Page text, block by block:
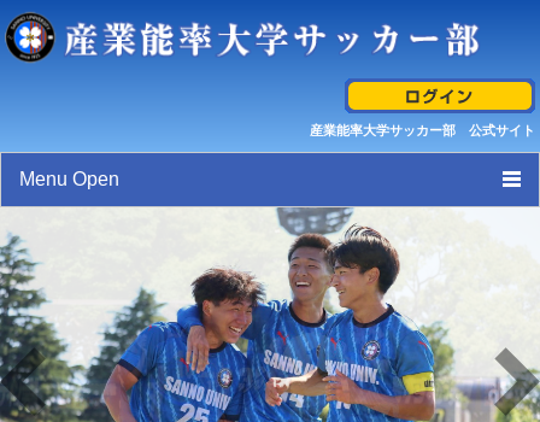
産業能率大学サッカー部 公式サイト
Menu Open
トップページ
スケジュール
選手/スタッフ紹介
試合結果/最新活動情報